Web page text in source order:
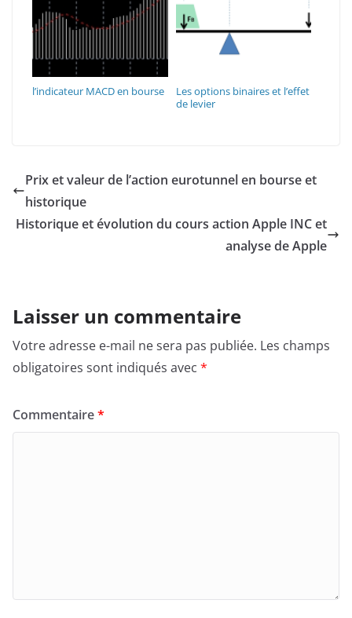
l’indicateur MACD en bourse
Les options binaires et l’effet
de levier
Prix et valeur de l’action eurotunnel en bourse et
historique
Historique et évolution du cours action Apple INC et
analyse de Apple
Laisser un commentaire
Votre adresse e-mail ne sera pas publiée. Les champs
obligatoires sont indiqués avec *
Commentaire*